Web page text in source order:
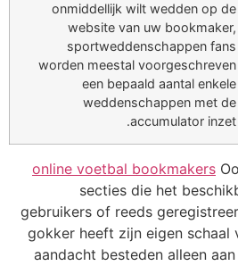
onmiddellijk wilt wedden op de
website van uw bookmaker,
sportweddenschappen fans
worden meestal voorgeschreven
een bepaald aantal enkele
weddenschappen met de
accumulator inzet.
online voetbal bookmakers
secties die het
gebruikers of reeds
gokker heeft zijn eigen schaal
aandacht besteden alleen